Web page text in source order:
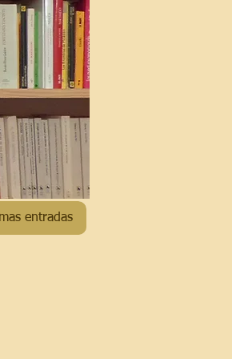
entradas